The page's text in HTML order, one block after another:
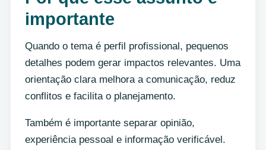
importante
Quando o tema é perfil profissional, pequenos
detalhes podem gerar impactos relevantes. Uma
orientação clara melhora a comunicação, reduz
conflitos e facilita o planejamento.
Também é importante separar opinião,
experiência pessoal e informação verificável.